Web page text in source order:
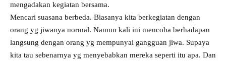
mengadakan kegiatan bersama.
Mencari suasana berbeda. Biasanya kita berkegiatan dengan
orang yg jiwanya normal. Namun kali ini mencoba berhadapan
langsung dengan orang yg mempunyai gangguan jiwa. Supaya
kita tau sebenarnya yg menyebabkan mereka seperti itu apa. Dan